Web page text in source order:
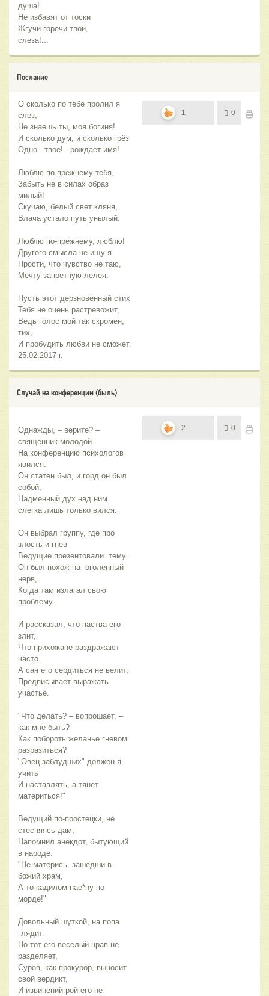
душа!
Не избавят от тоски
Жгучи горечи твои,
слеза!...
Послание
О сколько по тебе пролил я
слез,
Не знаешь ты, моя богиня!
И сколько дум, и сколько грёз
Одно - твоё! - рождает имя!
Люблю по-прежнему тебя,
Забыть не в силах образ
милый!
Скучаю, белый свет кляня,
Влача устало путь унылый.
Люблю по-прежнему, люблю!
Другого смысла не ищу я.
Прости, что чувство не таю,
Мечту запретную лелея.
Пусть этот дерзновенный стих
Тебя не очень растревожит,
Ведь голос мой так скромен,
тих,
И пробудить любви не сможет.
25.02.2017 г.
1 0
Случай на конференции (быль)
Однажды, – верите? –
священник молодой
На конференцию психологов
явился.
Он статен был, и горд он был
собой,
Надменный дух над ним
слегка лишь только вился.
Он выбрал группу, где про
злость и гнев
Ведущие презентовали  тему.
Он был похож на  оголенный
нерв,
Когда там излагал свою
проблему.
И рассказал, что паства его
злит,
Что прихожане раздражают
часто.
А сан его сердиться не велит,
Предписывает выражать
участье.
"Что делать? – вопрошает, –
как мне быть?
Как побороть желанье гневом
разразиться?
"Овец заблудших" должен я
учить
И наставлять, а тянет
материться!"
Ведущий по-простецки, не
стесняясь дам,
Напомнил анекдот, бытующий
в народе:
"Не матерись, зашедши в
божий храм,
А то кадилом нае*ну по
морде!"
Довольный шуткой, на попа
глядит.
Но тот его веселый нрав не
разделяет,
Суров, как прокурор, выносит
свой вердикт,
И извинений рой его не
2 0